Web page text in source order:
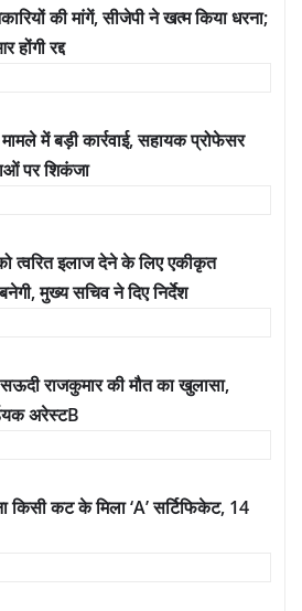
की मांगें, सीजेपी ने खत्म किया धरना;
रद्द
में बड़ी कार्रवाई, सहायक प्रोफेसर
पर शिकंजा
त्वरित इलाज देने के लिए एकीकृत
मुख्य सचिव ने दिए निर्देश
राजकुमार की मौत का खुलासा,
अरेस्टB
किसी कट के मिला ‘A’ सर्टिफिकेट, 14